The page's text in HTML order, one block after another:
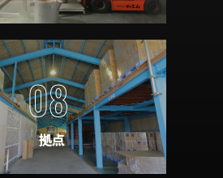
08
拠点